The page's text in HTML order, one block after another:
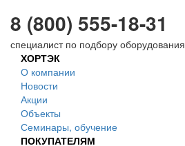
8 (800) 555-18-31
специалист по подбору оборудования
ХОРТЭК
О компании
Новости
Акции
Объекты
Семинары, обучение
ПОКУПАТЕЛЯМ